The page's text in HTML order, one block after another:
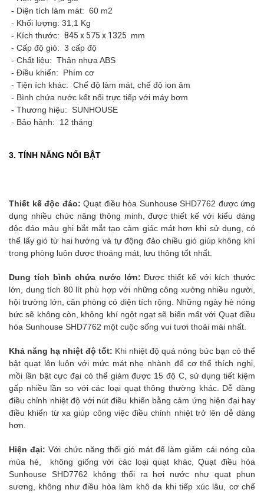
- Diện tích làm mát: 60 m2
- Khối lượng: 31,1 Kg
- Kích thước: 845 x 575 x 1325 mm
- Cấp độ gió: 3 cấp độ
- Chất liệu: Thân nhựa ABS
- Điều khiển: Phím cơ
- Tiện ích khác: Chế độ làm mát, chế độ ion âm
- Bình chứa nước kết nối trực tiếp với máy bơm
- Thương hiệu: SUNHOUSE
- Bảo hành: 12 tháng
3. TÍNH NĂNG NỔI BẬT
Thiết kế độc đáo: Quạt điều hòa Sunhouse SHD7762 được ứng
dụng nhiều chức năng thông minh, được thiết kế với kiểu dáng
độc đáo màu ghi bắt mắt tạo cảm giác mát hơn khi sử dụng, có
thể lấy gió từ hai hướng và tự động đảo chiều gió giúp không khí
trong phòng luôn được thoáng mát, lưu thông tốt nhất.
Dung tích bình chứa nước lớn:Được thiết kế với kích thước
lớn, dung tích 80 lít phù hợp với những công xưởng nhiều người,
hội trường lớn, căn phòng có diện tích rộng. Những ngày hè nóng
bức sẽ không còn, không khí ngột ngạt sẽ biến mất với Quạt điều
hòa Sunhouse SHD7762 một cuộc sống vui tươi thoải mái nhất.
Khả năng hạ nhiệt độ tốt: Khi nhiệt độ quá nóng bức bạn có thể
bật quạt lên luôn với mức mát nhẹ nhành để cơ thể thích nghi,
mồi lần bật cực đại có thể giảm được 15 độ C, sử dụng tiết kiệm
gấp nhiều lần so với các loại quạt thông thường khác. Dễ dàng
điều chỉnh nhiệt độ với nút điều khiển bằng cảm ứng hiện đại hay
điều khiển từ xa giúp công việc điều chỉnh nhiệt trở lên dễ dàng
hơn.
Hiện đại:Với chức năng thổi gió mát để làm giảm cái nóng của
mùa hè, không giống với các loại quạt khác, Quạt điều hòa
Sunhouse SHD7762 không thổi ra hơi nước như quạt phun
sương, không như điều hòa làm khô da khi tiếp xúc lâu, cơ chế